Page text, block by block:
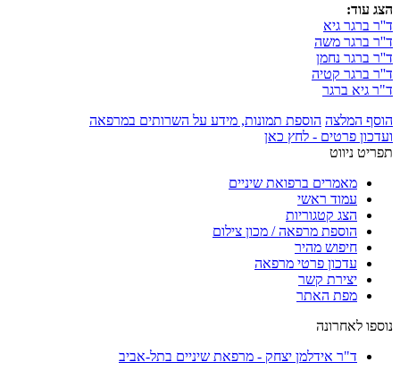
הצג עוד:
ד''ר ברגר גיא
ד''ר ברגר משה
ד''ר ברגר נחמן
ד''ר ברגר קטיה
ד"ר גיא ברגר
הוסף המלצה הוספת תמונות, מידע על השרותים במרפאה
ועדכון פרטים - לחץ כאן
תפריט ניווט
מאמרים ברפואת שיניים
עמוד ראשי
הצג קטגוריות
הוספת מרפאה / מכון צילום
חיפוש מהיר
עדכון פרטי מרפאה
יצירת קשר
מפת האתר
נוספו לאחרונה
ד"ר אידלמן יצחק - מרפאת שיניים בתל-אביב